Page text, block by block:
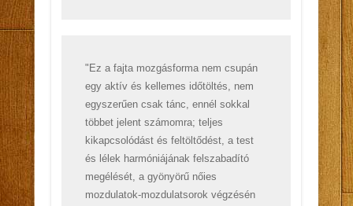
"Ez a fajta mozgásforma nem csupán
egy aktív és kellemes időtöltés, nem
egyszerűen csak tánc, ennél sokkal
többet jelent számomra; teljes
kikapcsolódást és feltöltődést, a test
és lélek harmóniájának felszabadító
megélését, a gyönyörű nőies
mozdulatok-mozdulatsorok végzésén